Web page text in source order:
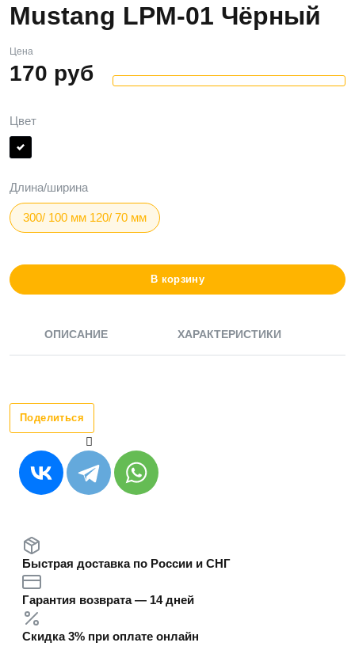
Mustang LPM-01 Чёрный
Цена
170 руб
Цвет
Длина/ширина
300/ 100 мм 120/ 70 мм
В корзину
ОПИСАНИЕ ХАРАКТЕРИСТИКИ
Поделиться
Быстрая доставка по России и СНГ
Гарантия возврата — 14 дней
Скидка 3% при оплате онлайн